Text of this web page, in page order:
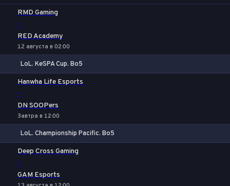
RMD Gaming
-
RED Academy
12 августа в 02:00
LoL. KeSPA Cup. Bo5
Hanwha Life Esports
-
DN SOOPers
Завтра в 12:00
LoL. Championship Pacific. Bo5
Deep Cross Gaming
-
GAM Esports